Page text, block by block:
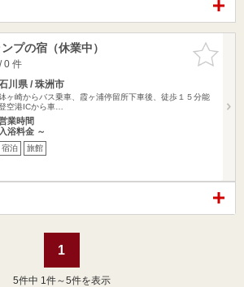
お気に入
りに追加
プの宿（休業中）
0 件
川県 / 珠洲市
ヶ崎からバス乗車、霞ヶ浦停留所下車後、徒歩１５分能
空港ICから車…
業時間
入浴料金 ～
宿泊 旅館
1
5件中 1件～5件を表示